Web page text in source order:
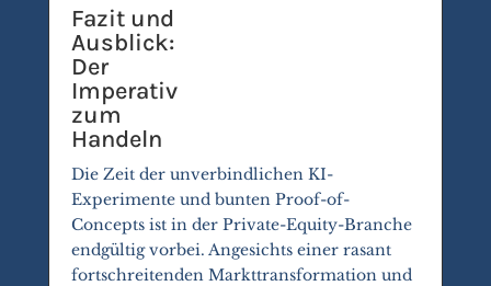
Fazit und
Ausblick:
Der
Imperativ
zum
Handeln
Die Zeit der unverbindlichen KI-
Experimente und bunten Proof-of-
Concepts ist in der Private-Equity-Branche
endgültig vorbei. Angesichts einer rasant
fortschreitenden Markttransformation und